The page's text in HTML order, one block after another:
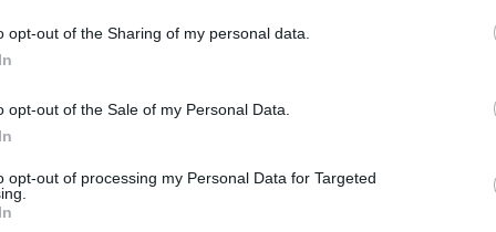
opt-out of the Sharing of my personal data.
opt-out of the Sale of my Personal Data.
opt-out of processing my Personal Data for Targeted
para que tomemos una decisión impulsiva. Otra
de testimonios falsos o manipulados, que pueden
de lo que realmente es. Por último, presta atención
que puedan resultar ofensivos o engañosos.
conscientes de la publicidad agresiva y a